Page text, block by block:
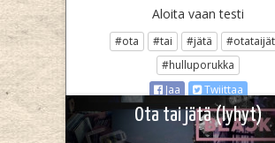
Aloita vaan testi
#ota #tai #jätä
#hulluporukka
Jaa
Twiittaa
Ota tai jätä (lyhyt)